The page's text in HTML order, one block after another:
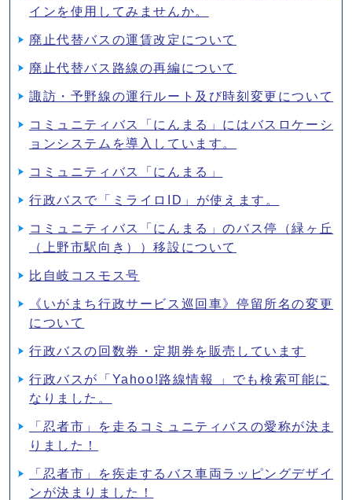
インを使用してみませんか。
廃止代替バスの運賃改定について
廃止代替バス路線の再編について
諏訪・予野線の運行ルート及び時刻変更について
コミュニティバス「にんまる」にはバスロケーシ
ョンシステムを導入しています。
コミュニティバス「にんまる」
行政バスで「ミライロID」が使えます。
コミュニティバス「にんまる」のバス停（緑ヶ丘
（上野市駅向き））移設について
比自岐コスモス号
《いがまち行政サービス巡回車》停留所名の変更
について
行政バスの回数券・定期券を販売しています
行政バスが「Yahoo!路線情報 」でも検索可能に
なりました。
「忍者市」を走るコミュニティバスの愛称が決ま
りました！
「忍者市」を疾走するバス車両ラッピングデザイ
ンが決まりました！